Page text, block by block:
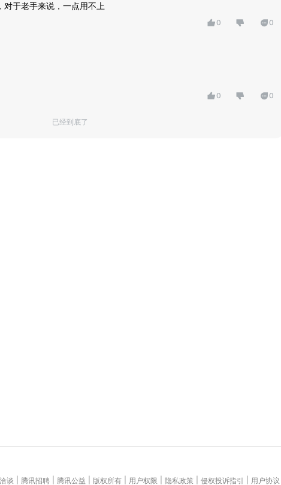
对于老手来说，一点用不上
0 0
0 0
已经到底了
谈 腾讯招聘 腾讯公益 版权所有 用户权限 隐私政策 侵权投诉指引 用户协议